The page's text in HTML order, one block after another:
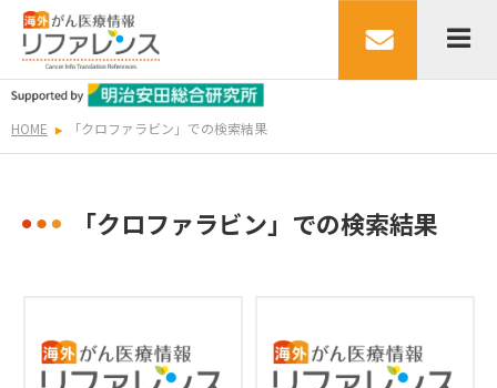
HOME 「クロファラビン」での検索結果
「クロファラビン」での検索結果